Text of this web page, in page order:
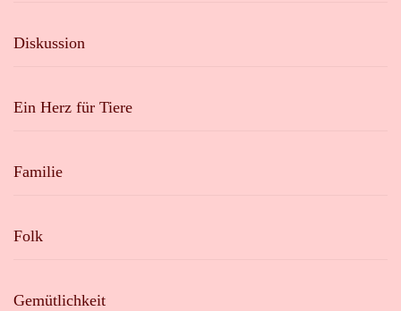
Diskussion
Ein Herz für Tiere
Familie
Folk
Gemütlichkeit